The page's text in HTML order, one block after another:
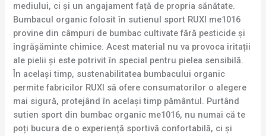
mediului, ci și un angajament față de propria sănătate.
Bumbacul organic folosit în sutienul sport RUXI me1016
provine din câmpuri de bumbac cultivate fără pesticide și
îngrășăminte chimice. Acest material nu va provoca iritații
ale pielii și este potrivit în special pentru pielea sensibilă.
În același timp, sustenabilitatea bumbacului organic
permite fabricilor RUXI să ofere consumatorilor o alegere
mai sigură, protejând în același timp pământul. Purtând
sutien sport din bumbac organic me1016, nu numai că te
poți bucura de o experiență sportivă confortabilă, ci și